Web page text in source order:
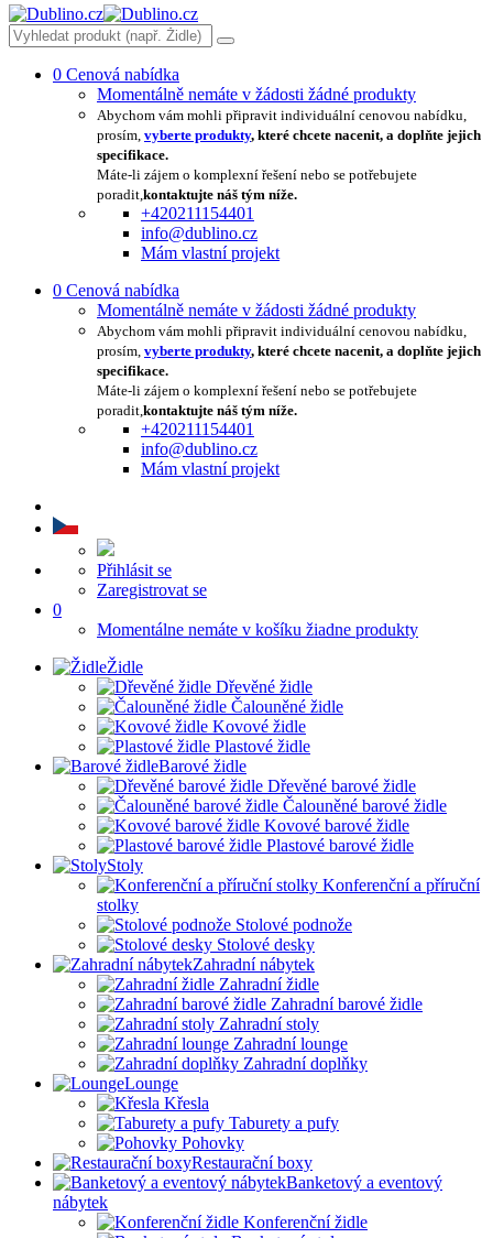
0 Cenová nabídka
Momentálně nemáte v žádosti žádné produkty
Abychom vám mohli připravit individuální cenovou nabídku,
prosím, vyberte produkty, které chcete nacenit, a doplňte jejich
specifikace.
Máte-li zájem o komplexní řešení nebo se potřebujete
poradit,kontaktujte náš tým níže.
+420211154401
info@dublino.cz
Mám vlastní projekt
0 Cenová nabídka
Momentálně nemáte v žádosti žádné produkty
Abychom vám mohli připravit individuální cenovou nabídku,
prosím, vyberte produkty, které chcete nacenit, a doplňte jejich
specifikace.
Máte-li zájem o komplexní řešení nebo se potřebujete
poradit,kontaktujte náš tým níže.
+420211154401
info@dublino.cz
Mám vlastní projekt
Přihlásit se
Zaregistrovat se
0
Momentálne nemáte v košíku žiadne produkty
Židle
Dřevěné židle
Čalouněné židle
Kovové židle
Plastové židle
Barové židle
Dřevěné barové židle
Čalouněné barové židle
Kovové barové židle
Plastové barové židle
Stoly
Konferenční a příruční
stolky
Stolové podnože
Stolové desky
Zahradní nábytek
Zahradní židle
Zahradní barové židle
Zahradní stoly
Zahradní lounge
Zahradní doplňky
Lounge
Křesla
Taburety a pufy
Pohovky
Restaurační boxy
Banketový a eventový
nábytek
Konferenční židle